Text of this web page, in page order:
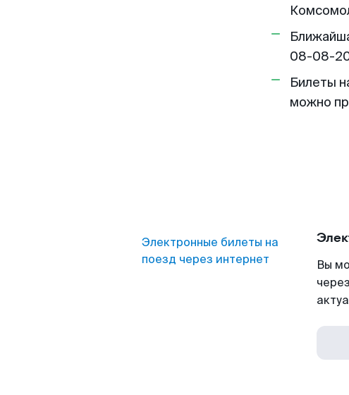
08-08-
Билеты
можно
Электронные билеты на
поезд через интернет
Вы